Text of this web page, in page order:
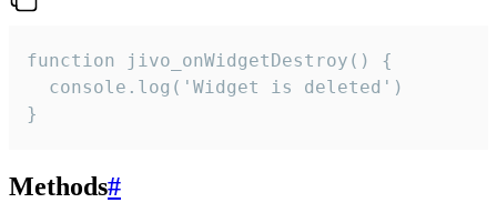
function jivo_onWidgetDestroy() {
  console.log('Widget is deleted')
}
Methods#